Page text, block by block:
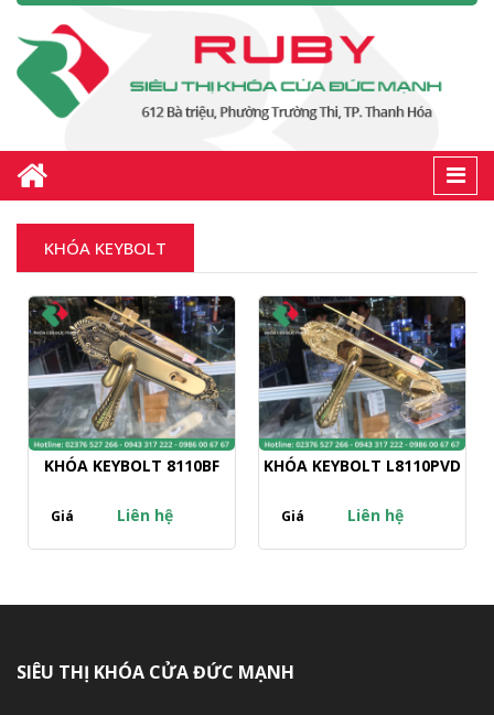
KHÓA KEYBOLT
KHÓA KEYBOLT 8110BF
Giá Liên hệ
KHÓA KEYBOLT L8110PVD
Giá Liên hệ
SIÊU THỊ KHÓA CỬA ĐỨC MẠNH